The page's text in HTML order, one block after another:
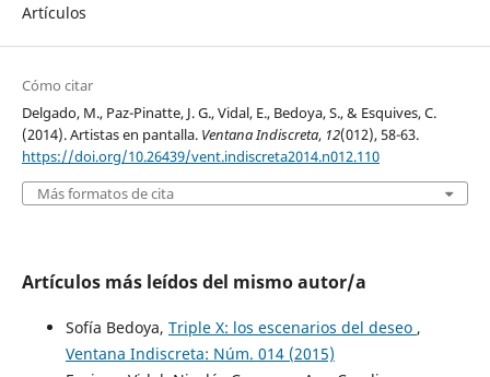
Artículos
Cómo citar
Delgado, M., Paz-Pinatte, J. G., Vidal, E., Bedoya, S., & Esquives, C.
(2014). Artistas en pantalla. Ventana Indiscreta, 12(012), 58-63.
https://doi.org/10.26439/vent.indiscreta2014.n012.110
Más formatos de cita
Artículos más leídos del mismo autor/a
Sofía Bedoya, Triple X: los escenarios del deseo ,
Ventana Indiscreta: Núm. 014 (2015)